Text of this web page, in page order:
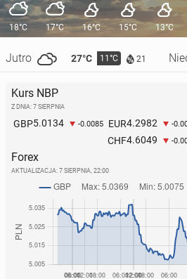
18°C
Jutro 27°C 11°C 21
17°C 16°C 15°C 13°C
Kurs NBP
Z DNIA: 7 SIERPNIA
GBP5.0134 -0.0085 EUR4.2982 -
CHF4.6049 -
Forex
AKTUALIZACJA: 7 SIERPNIA, 22:00